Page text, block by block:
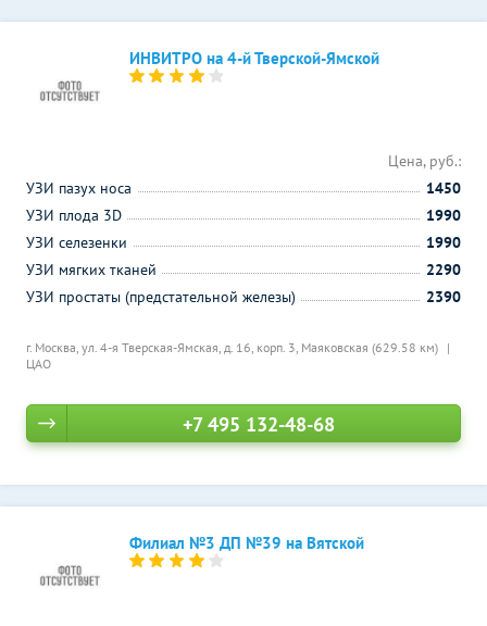
ИНВИТРО на 4-й Тверской-Ямской
г. Москва, ул. 4-я Тверская-Ямская, д. 16, корп. 3, Маяковская (629.58 км)
ЦАО
Цена, руб.:
УЗИ пазух носа
1450
УЗИ плода 3D
1990
УЗИ селезенки
1990
УЗИ мягких тканей
2290
УЗИ простаты (предстательной железы)
2390
+7 495 132-48-68
Филиал №3 ДП №39 на Вятской